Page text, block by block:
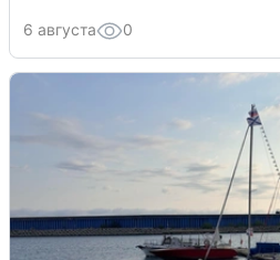
6 августа 0